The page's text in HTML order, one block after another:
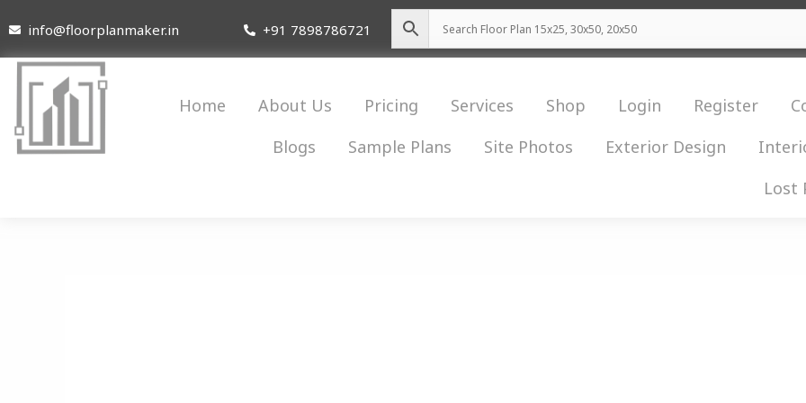
to
content
info@floorplanmaker.in +91 7898786721
Home About Us Pricing Services Shop Login Register
Blogs
Sample Plans Site Photos Exterior Design
Lost